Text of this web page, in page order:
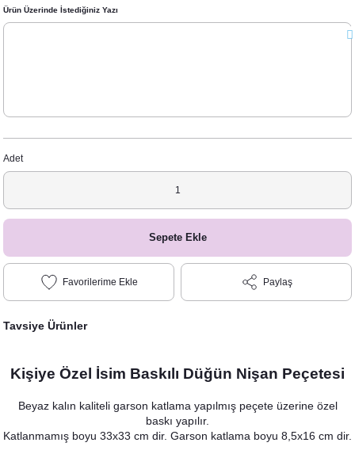
Ürün Üzerinde İstediğiniz Yazı
Adet
Sepete Ekle
Paylaş
Tavsiye Ürünler
Kişiye Özel İsim Baskılı Düğün Nişan Peçetesi
Beyaz kalın kaliteli garson katlama yapılmış peçete üzerine özel
baskı yapılır.
Katlanmamış boyu 33x33 cm dir. Garson katlama boyu 8,5x16 cm dir.